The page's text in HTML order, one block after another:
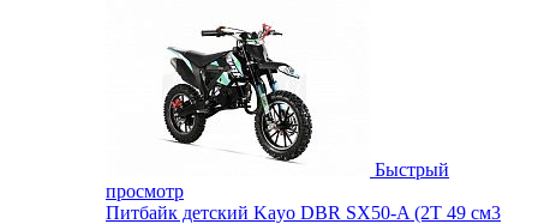
Быстрый
просмотр
Питбайк детский Kayo DBR SX50-A (2T 49 см3